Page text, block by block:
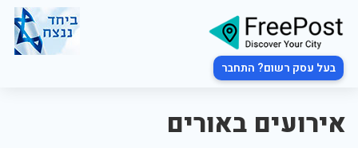
בעל עסק רשום? התחבר
אירועים באורים